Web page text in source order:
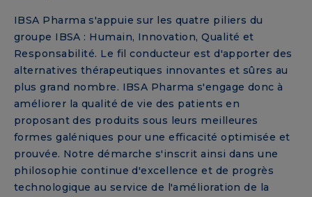
IBSA Pharma s'appuie sur les quatre piliers du
groupe IBSA : Humain, Innovation, Qualité et
Responsabilité. Le fil conducteur est d'apporter des
alternatives thérapeutiques innovantes et sûres au
plus grand nombre. IBSA Pharma s'engage donc à
améliorer la qualité de vie des patients en
proposant des produits sous leurs meilleures
formes galéniques pour une efficacité optimisée et
prouvée. Notre démarche s'inscrit ainsi dans une
philosophie continue d'excellence et de progrès
technologique au service de l'amélioration de la